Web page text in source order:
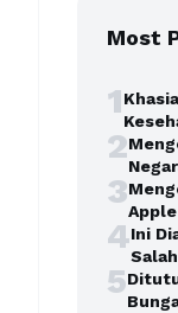
Most
1
2
3
4Ini
5